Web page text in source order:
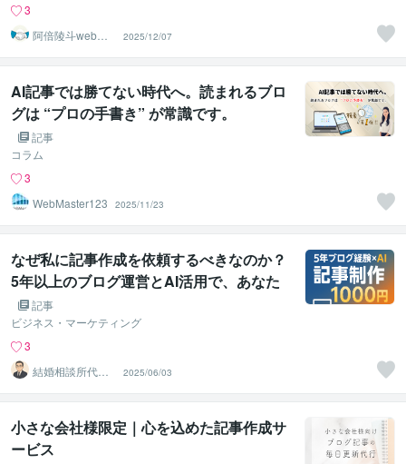
3
阿倍陵斗webラ
イター
2025/12/07
AI記事では勝てない時代へ。読まれるブロ
グは “プロの手書き” が常識です。
記事
コラム
3
WebMaster123
2025/11/23
なぜ私に記事作成を依頼するべきなのか？
5年以上のブログ運営とAI活用で、あなた
のビジネスを加速するライティングサービ
ス（1記事500円・～3,000文字）
記事
ビジネス・マーケティング
3
結婚相談所代表
のSEO記事屋Ya
nagi
2025/06/03
小さな会社様限定｜心を込めた記事作成サ
ービス